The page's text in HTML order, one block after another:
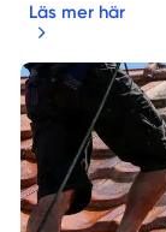
Läs mer här